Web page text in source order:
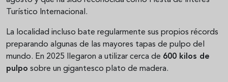
Turístico Internacional.
La localidad incluso bate regularmente sus propios récords
preparando algunas de las mayores tapas de pulpo del
mundo. En 2025 llegaron a utilizar cerca de 600 kilos de
pulpo sobre un gigantesco plato de madera.